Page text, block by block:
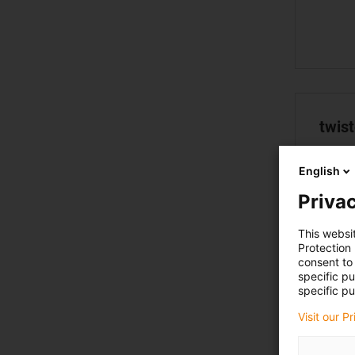
English
This
Protection
consent
specific
specific
Visit our